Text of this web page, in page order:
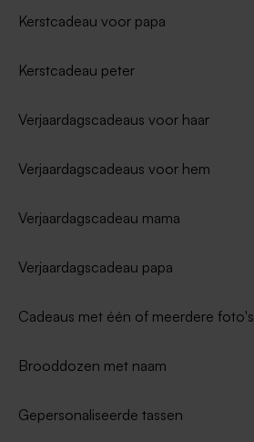
Kerstcadeau voor papa
Kerstcadeau peter
Verjaardagscadeaus voor haar
Verjaardagscadeaus voor hem
Verjaardagscadeau mama
Verjaardagscadeau papa
Cadeaus met één of meerdere foto's
Brooddozen met naam
Gepersonaliseerde tassen